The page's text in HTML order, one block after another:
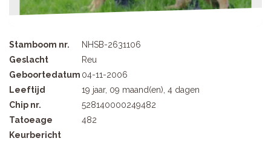
Stamboom nr.
NHSB-2631106
Geslacht
Reu
Geboortedatum 04-11-2006
Leeftijd
19 jaar, 09 maand(en), 4 dagen
Chip nr.
528140000249482
Tatoeage
482
Keurbericht